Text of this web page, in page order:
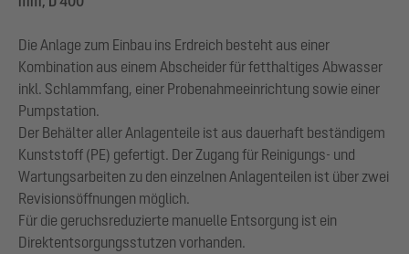
Die Anlage zum Einbau ins Erdreich besteht aus einer
Kombination aus einem Abscheider für fetthaltiges Abwasser
inkl. Schlammfang, einer Probenahmeeinrichtung sowie einer
Pumpstation.
Der Behälter aller Anlagenteile ist aus dauerhaft beständigem
Kunststoff (PE) gefertigt. Der Zugang für Reinigungs- und
Wartungsarbeiten zu den einzelnen Anlagenteilen ist über zwei
Revisionsöffnungen möglich.
Für die geruchsreduzierte manuelle Entsorgung ist ein
Direktentsorgungsstutzen vorhanden.